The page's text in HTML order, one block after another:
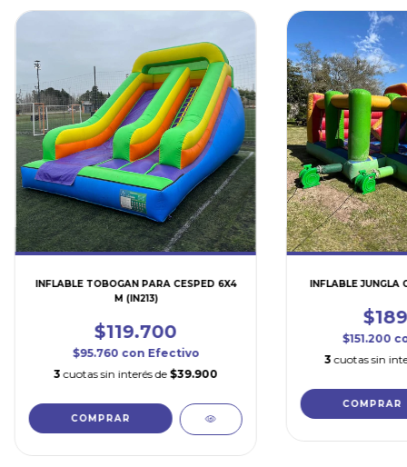
INFLABLE TOBOGAN PARA CESPED 6X4
M (IN213)
$119.700
$95.760 con Efectivo
3 cuotas sin interés de $39.900
INFLABLE JUNGLA
$151.200
3 cuotas sin